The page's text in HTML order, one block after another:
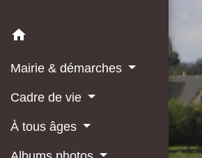
home
Mairie & démarches
Cadre de vie
À tous âges